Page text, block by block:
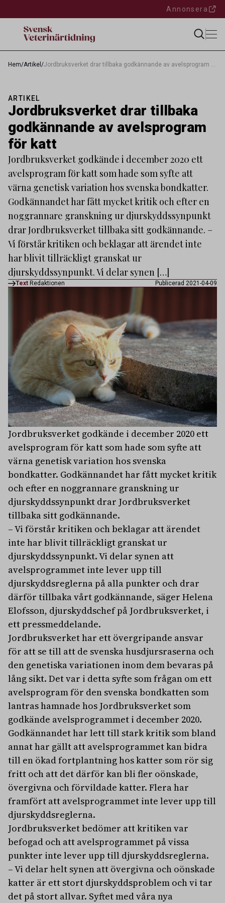
Annonsera
Hem/Artikel /
ARTIKEL
Jordbruksverket drar tillbaka
godkännande av avelsprogram
för katt
Jordbruksverket godkände i december 2020 ett
avelsprogram för katt som hade som syfte att
värna genetisk variation hos svenska bondkatter.
Godkännandet har fått mycket kritik och efter en
noggrannare granskning ur djurskyddssynpunkt
drar Jordbruksverket tillbaka sitt godkännande. –
Vi förstår kritiken och beklagar att ärendet inte
har blivit tillräckligt granskat ur
djurskyddssynpunkt. Vi delar synen […]
Text Redaktionen Publicerad 2021-04-09
Jordbruksverket godkände i december 2020 ett
avelsprogram för katt som hade som syfte att
värna genetisk variation hos svenska
bondkatter. Godkännandet har fått mycket kritik
och efter en noggrannare granskning ur
djurskyddssynpunkt drar Jordbruksverket
tillbaka sitt godkännande.
– Vi förstår kritiken och beklagar att ärendet
inte har blivit tillräckligt granskat ur
djurskyddssynpunkt. Vi delar synen att
avelsprogrammet inte lever upp till
djurskyddsreglerna på alla punkter och drar
därför tillbaka vårt godkännande, säger Helena
Elofsson, djurskyddschef på Jordbruksverket, i
ett pressmeddelande.
Jordbruksverket har ett övergripande ansvar
för att se till att de svenska husdjursraserna och
den genetiska variationen inom dem bevaras på
lång sikt. Det var i detta syfte som frågan om ett
avelsprogram för den svenska bondkatten som
lantras hamnade hos Jordbruksverket som
godkände avelsprogrammet i december 2020.
Godkännandet har lett till stark kritik som bland
annat har gällt att avelsprogrammet kan bidra
till en ökad fortplantning hos katter som rör sig
fritt och att det därför kan bli fler oönskade,
övergivna och förvildade katter. Flera har
framfört att avelsprogrammet inte lever upp till
djurskyddsreglerna.
Jordbruksverket bedömer att kritiken var
befogad och att avelsprogrammet på vissa
punkter inte lever upp till djurskyddsreglerna.
– Vi delar helt synen att övergivna och oönskade
katter är ett stort djurskyddsproblem och vi tar
det på stort allvar. Syftet med våra nya